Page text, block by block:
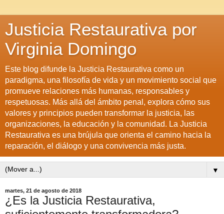
Justicia Restaurativa por
Virginia Domingo
Este blog difunde la Justicia Restaurativa como un
paradigma, una filosofía de vida y un movimiento social que
promueve relaciones más humanas, responsables y
respetuosas. Más allá del ámbito penal, explora cómo sus
valores y principios pueden transformar la justicia, las
organizaciones, la educación y la comunidad. La Justicia
Restaurativa es una brújula que orienta el camino hacia la
reparación, el diálogo y una convivencia más justa.
▼
martes, 21 de agosto de 2018
¿Es la Justicia Restaurativa,